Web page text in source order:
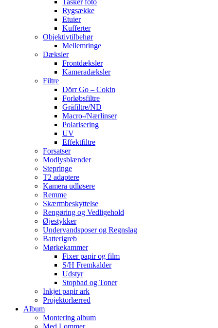
Rygsække
Etuier
Kufferter
Objektivtilbehør
Mellemringe
Dæksler
Frontdæksler
Kameradæksler
Filtre
Dörr Go – Cokin
Forløbsfiltre
Gråfiltre/ND
Macro-/Nærlinser
Polarisering
UV
Effektfiltre
Forsatser
Modlysblænder
Stepringe
T2 adaptere
Kamera udløsere
Remme
Skærmbeskyttelse
Rengøring og Vedligehold
Øjestykker
Undervandsposer og Regnslag
Batterigreb
Mørkekammer
Fixer papir og film
S/H Fremkalder
Udstyr
Stopbad og Toner
Inkjet papir ark
Projektorlærred
Album
Montering album
Med Lommer